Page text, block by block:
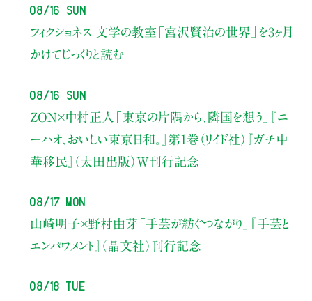
08/16 Sun
フィクショネス 文学の教室 「宮沢賢治の世界」を3ヶ月
かけてじっくりと読む
08/16 Sun
ZON×中村正人 「東京の片隅から、隣国を想う」
『ニ
ーハオ、おいしい東京日和。』第1巻（リイド社） 『ガチ中
華移民』（太田出版）W刊行記念
08/17 Mon
山崎明子×野村由芽 「手芸が紡ぐつながり」
『手芸と
エンパワメント』（晶文社）刊行記念
08/18 Tue